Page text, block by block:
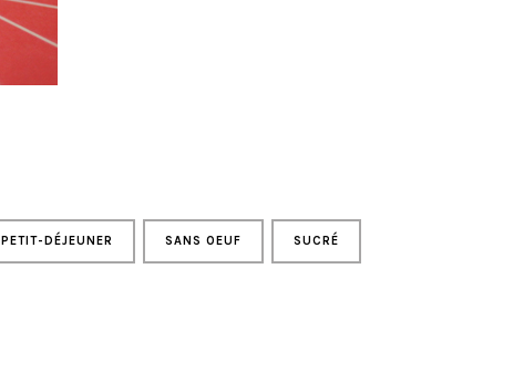
PETIT-DÉJEUNER SANS OEUF SUCRÉ